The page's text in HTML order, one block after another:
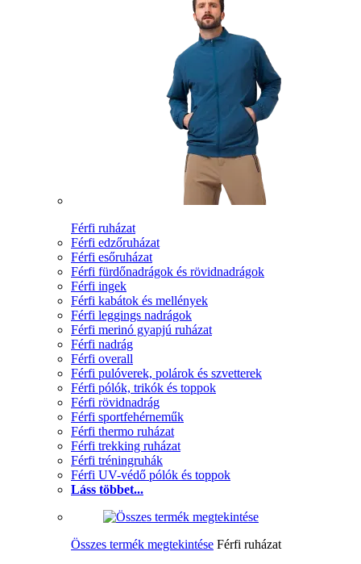
Férfi ruházat
Férfi edzőruházat
Férfi esőruházat
Férfi fürdőnadrágok és rövidnadrágok
Férfi ingek
Férfi kabátok és mellények
Férfi leggings nadrágok
Férfi merinó gyapjú ruházat
Férfi nadrág
Férfi overall
Férfi pulóverek, polárok és szvetterek
Férfi pólók, trikók és toppok
Férfi rövidnadrág
Férfi sportfehérneműk
Férfi thermo ruházat
Férfi trekking ruházat
Férfi tréningruhák
Férfi UV-védő pólók és toppok
Láss többet...
Összes termék megtekintése Férfi ruházat